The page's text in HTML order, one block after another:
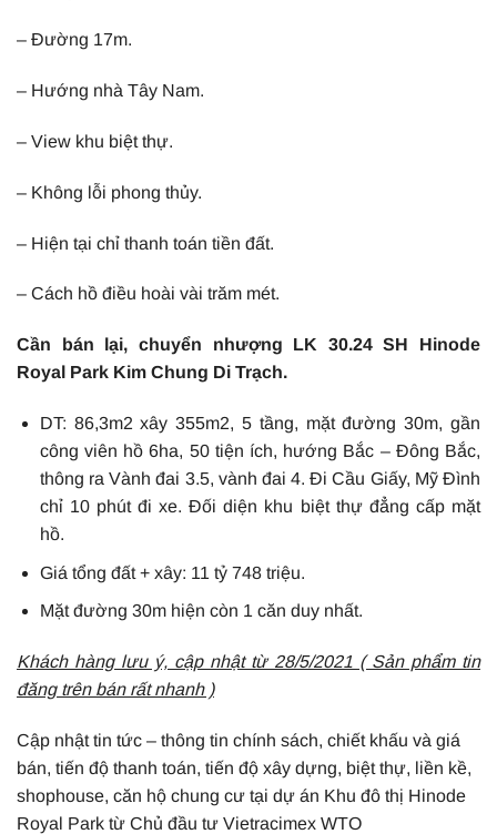
– Đường 17m.
– Hướng nhà Tây Nam.
– View khu biệt thự.
– Không lỗi phong thủy.
– Hiện tại chỉ thanh toán tiền đất.
– Cách hồ điều hoài vài trăm mét.
Cần bán lại, chuyển nhượng LK 30.24 SH Hinode
Royal Park Kim Chung Di Trạch.
DT: 86,3m2 xây 355m2, 5 tầng, mặt đường 30m, gần
công viên hồ 6ha, 50 tiện ích, hướng Bắc – Đông Bắc,
thông ra Vành đai 3.5, vành đai 4. Đi Cầu Giấy, Mỹ Đình
chỉ 10 phút đi xe. Đối diện khu biệt thự đẳng cấp mặt
hồ.
Giá tổng đất + xây: 11 tỷ 748 triệu.
Mặt đường 30m hiện còn 1 căn duy nhất.
Khách hàng lưu ý, cập nhật từ 28/5/2021 ( Sản phẩm tin
đăng trên bán rất nhanh )
Cập nhật tin tức – thông tin chính sách, chiết khấu và giá
bán, tiến độ thanh toán, tiến độ xây dựng, biệt thự, liền kề,
shophouse, căn hộ chung cư tại dự án Khu đô thị Hinode
Royal Park từ Chủ đầu tư Vietracimex WTO